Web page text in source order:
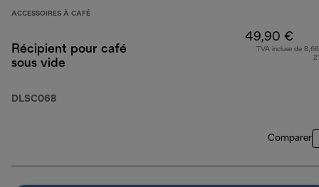
ACCESSOIRES À CAFÉ
Récipient pour café
sous vide
DLSC068
49,90 €
TVA incluse de
Comparer